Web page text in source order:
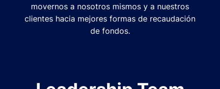
movernos a nosotros mismos y a nuestros
clientes hacia mejores formas de recaudación
de fondos.